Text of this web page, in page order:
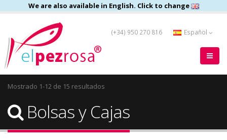
We are also available in English. Click to change
(+34) 950 270 816 Español
Mostrado 1-12 de 15 resultados
Bolsas y Cajas